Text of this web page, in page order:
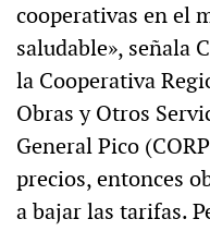
cooperativas en el
saludable», señala
la Cooperativa
Obras y Otros
General Pico
precios, entonces
a bajar las tarifas.